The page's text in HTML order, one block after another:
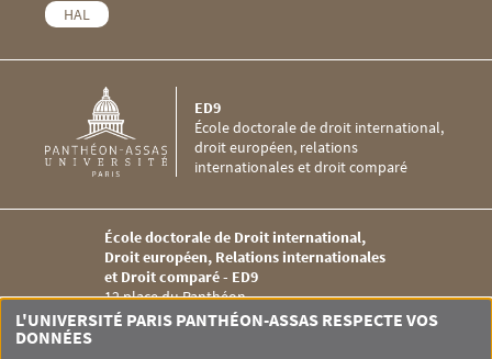
HAL
École doctorale de droit international,
droit européen, relations
internationales et droit comparé
ED9
École doctorale de Droit international,
Droit européen, Relations internationales
et Droit comparé - ED9
12 place du Panthéon
75005 PARIS
L'UNIVERSITÉ PARIS PANTHÉON-ASSAS RESPECTE VOS
DONNÉES